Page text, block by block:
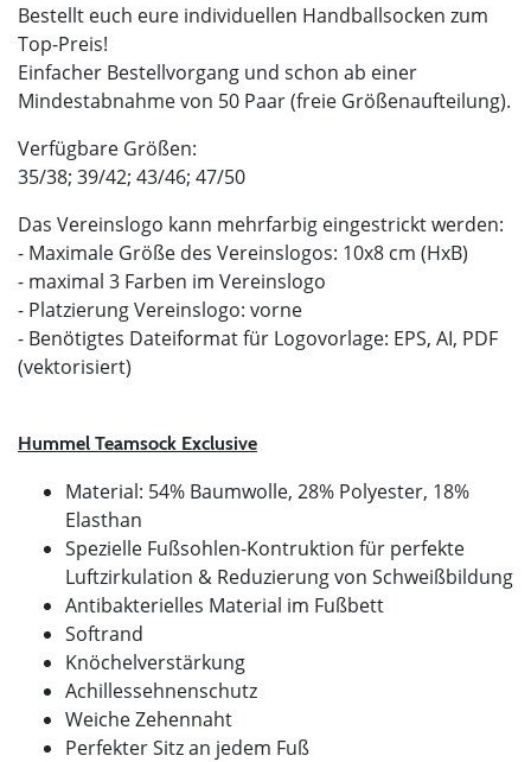
Bestellt euch eure individuellen Handballsocken zum
Top-Preis!
Einfacher Bestellvorgang und schon ab einer
Mindestabnahme von 50 Paar (freie Größenaufteilung).
Verfügbare Größen:
35/38; 39/42; 43/46; 47/50
Das Vereinslogo kann mehrfarbig eingestrickt werden:
- Maximale Größe des Vereinslogos: 10x8 cm (HxB)
- maximal 3 Farben im Vereinslogo
- Platzierung Vereinslogo: vorne
- Benötigtes Dateiformat für Logovorlage: EPS, AI, PDF
(vektorisiert)
Hummel Teamsock Exclusive
Material: 54% Baumwolle, 28% Polyester, 18%
Elasthan
Spezielle Fußsohlen-Kontruktion für perfekte
Luftzirkulation & Reduzierung von Schweißbildung
Antibakterielles Material im Fußbett
Softrand
Knöchelverstärkung
Achillessehnenschutz
Weiche Zehennaht
Perfekter Sitz an jedem Fuß